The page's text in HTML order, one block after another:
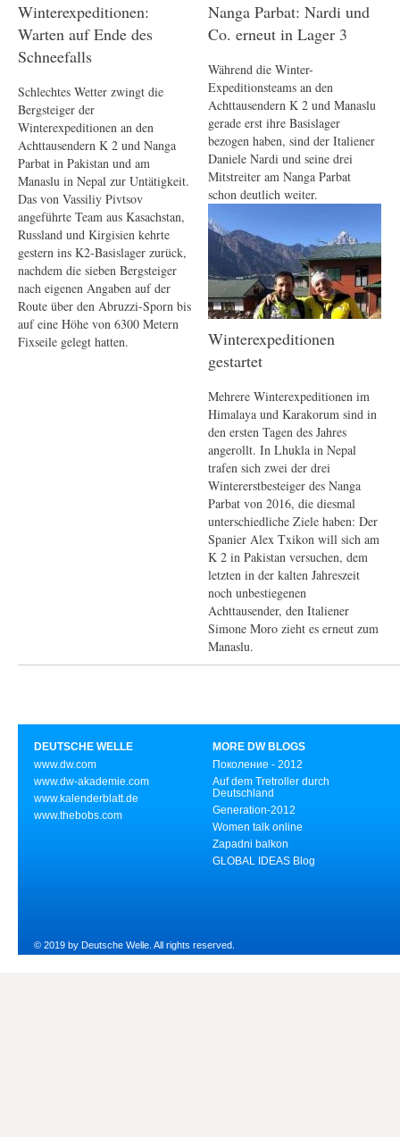
Winterexpeditionen:
Warten auf Ende des
Schneefalls
Schlechtes Wetter zwingt die
Bergsteiger der
Winterexpeditionen an den
Achttausendern K 2 und Nanga
Parbat in Pakistan und am
Manaslu in Nepal zur Untätigkeit.
Das von Vassiliy Pivtsov
angeführte Team aus Kasachstan,
Russland und Kirgisien kehrte
gestern ins K2-Basislager zurück,
nachdem die sieben Bergsteiger
nach eigenen Angaben auf der
Route über den Abruzzi-Sporn bis
auf eine Höhe von 6300 Metern
Fixseile gelegt hatten.
Nanga Parbat: Nardi und
Co. erneut in Lager 3
Während die Winter-
Expeditionsteams an den
Achttausendern K 2 und Manaslu
gerade erst ihre Basislager
bezogen haben, sind der Italiener
Daniele Nardi und seine drei
Mitstreiter am Nanga Parbat
schon deutlich weiter.
Winterexpeditionen
gestartet
Mehrere Winterexpeditionen im
Himalaya und Karakorum sind in
den ersten Tagen des Jahres
angerollt. In Lhukla in Nepal
trafen sich zwei der drei
Wintererstbesteiger des Nanga
Parbat von 2016, die diesmal
unterschiedliche Ziele haben: Der
Spanier Alex Txikon will sich am
K 2 in Pakistan versuchen, dem
letzten in der kalten Jahreszeit
noch unbestiegenen
Achttausender, den Italiener
Simone Moro zieht es erneut zum
Manaslu.
DEUTSCHE WELLE
www.dw.com
www.dw-akademie.com
www.kalenderblatt.de
www.thebobs.com
MORE DW BLOGS
Поколение - 2012
Auf dem Tretroller durch
Deutschland
Generation-2012
Women talk online
Zapadni balkon
GLOBAL IDEAS Blog
© 2019 by Deutsche Welle. All rights reserved.